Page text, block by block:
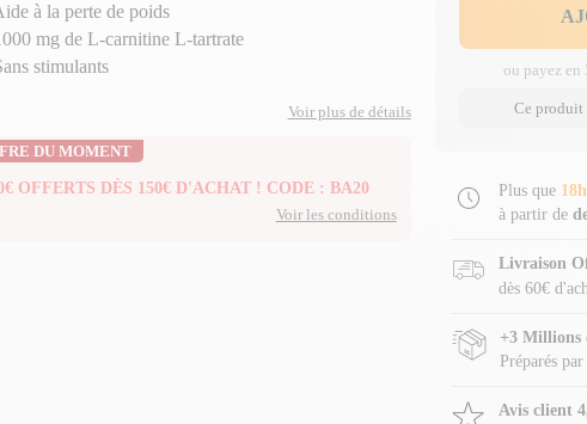
à la perte de poids
mg de L-carnitine L-tartrate
stimulants
Voir plus de détails
DU MOMENT
OFFERTS DÈS 150€ D'ACHAT ! CODE : BA20
Voir les conditions
ou payez en
Ce produit
Plus que
à partir de
Livraison
dès 60€
+3 Millions
Préparés
Avis client